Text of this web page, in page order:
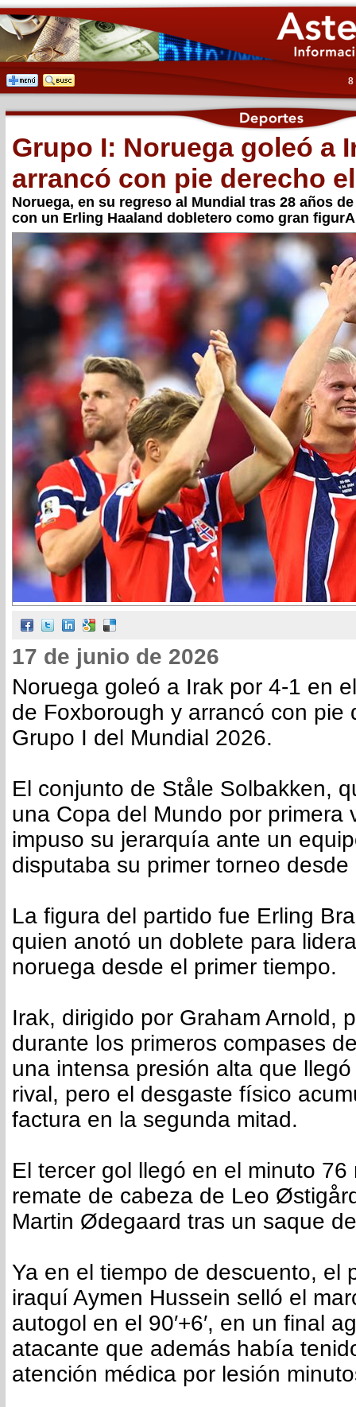
8
Grupo I: Noruega goleó a
arrancó con pie derecho
Noruega, en su regreso al Mundial tras 28 años
con un Erling Haaland dobletero como gran figurA
17 de junio de 2026
Noruega goleó a Irak por 4-1 en
de Foxborough y arrancó con pie
Grupo I del Mundial 2026.
El conjunto de Ståle Solbakken,
una Copa del Mundo por primera
impuso su jerarquía ante un
disputaba su primer torneo desde
La figura del partido fue Erling
quien anotó un doblete para
noruega desde el primer tiempo.
Irak, dirigido por Graham Arnold,
durante los primeros compases
una intensa presión alta que
rival, pero el desgaste físico
factura en la segunda mitad.
El tercer gol llegó en el minuto 76
remate de cabeza de Leo
Martin Ødegaard tras un saque
Ya en el tiempo de descuento, el
iraquí Aymen Hussein selló el
autogol en el 90′+6′, en un final
atacante que además había
atención médica por lesión